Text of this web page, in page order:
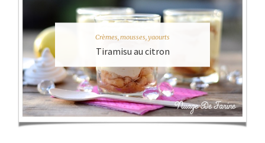
Crèmes, mousses, yaourts
Tiramisu au citron